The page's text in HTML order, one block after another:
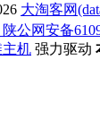
大淘客网
陕公网安备
强力驱动